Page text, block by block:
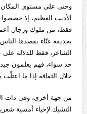
وحتى على مستوى المكان
الأديب العظيم، إذ
فقط، من ملوك ورجال
بحديقة غنّاء يقصدها
الشاعر، فقط للدلالة على
حد سواء، فهم يعلمون
خلال الثقافة إذا ما
من جهة أخرى، وفي ذات
التشيك لإحياء أمسية